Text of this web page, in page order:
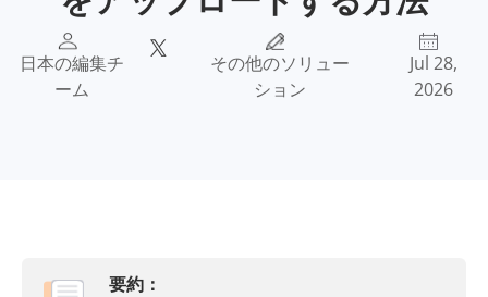
日本の編集チ
ーム
その他のソリュー
ション
Jul 28,
2026
要約：